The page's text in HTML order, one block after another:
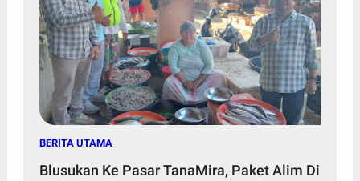
BERITA UTAMA
Blusukan Ke Pasar TanaMira, Paket Alim Di